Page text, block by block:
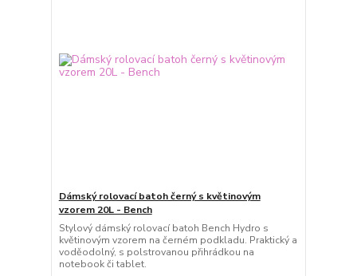
Dámský rolovací batoh černý s květinovým
vzorem 20L - Bench
Stylový dámský rolovací batoh Bench Hydro s
květinovým vzorem na černém podkladu. Praktický a
voděodolný, s polstrovanou přihrádkou na
notebook či tablet.